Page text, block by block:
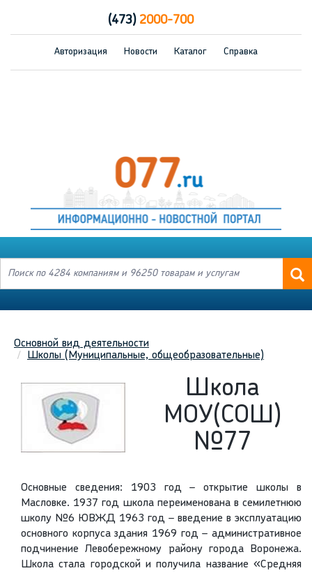
(473)2000-700
Авторизация Новости Каталог Справка
Основной вид деятельности
Школы (Муниципальные, общеобразовательные)
Школа
МОУ(СОШ)
№77
Основные сведения: 1903 год – открытие школы в
Масловке. 1937 год школа переименована в семилетнюю
школу №6 ЮВЖД 1963 год – введение в эксплуатацию
основного корпуса здания 1969 год – административное
подчинение Левобережному району города Воронежа.
Школа стала городской и получила название «Средняя